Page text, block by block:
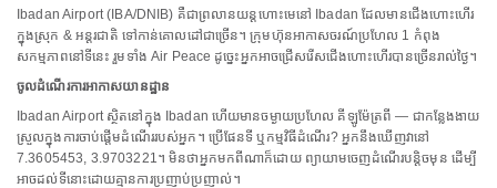
Ibadan Airport (IBA/DNIB) គឺជាព្រលានយន្តហោះមេនៅ Ibadan ដែលមានជើងហោះហើរ
ក្នុងស្រុក & អន្តរជាតិ ទៅកាន់គោលដៅជាច្រើន។ ក្រុមហ៊ុនអាកាសចរណ៍ប្រហែល 1 កំពុង
សកម្មភាពនៅទីនេះ រួមទាំង Air Peace ដូច្នេះអ្នកអាចជ្រើសរើសជើងហោះហើរបានច្រើនរាល់ថ្ងៃ។
ចូលដំណើរការអាកាសយានដ្ឋាន
Ibadan Airport ស្ថិតនៅក្នុង Ibadan ហើយមានចម្ងាយប្រហែល គីឡូម៉ែត្រពី — ជាកន្លែងងាយ
ស្រួលក្នុងការចាប់ផ្តើមដំណើររបស់អ្នក។ ប្រើផែនទី ឬកម្មវិធីដំណើរ? អ្នកនឹងឃើញវានៅ
7.3605453, 3.9703221។ មិនថាអ្នកមកពីណាក៏ដោយ ព្យាយាមចេញដំណើរបន្តិចមុន ដើម្បី
អាចដល់ទីនោះដោយគ្មានការប្រញាប់ប្រញាល់។